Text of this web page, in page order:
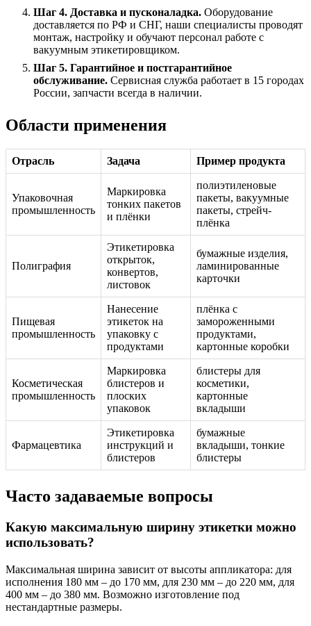
Шаг 4. Доставка и пусконаладка. Оборудование
доставляется по РФ и СНГ, наши специалисты проводят
монтаж, настройку и обучают персонал работе с
вакуумным этикетировщиком.
Шаг 5. Гарантийное и постгарантийное
обслуживание. Сервисная служба работает в 15 городах
России, запчасти всегда в наличии.
Области применения
Отрасль Задача Пример продукта
Упаковочная
промышленность
Маркировка
тонких пакетов
и плёнки
полиэтиленовые
пакеты, вакуумные
пакеты, стрейч-
плёнка
Полиграфия
Этикетировка
открыток,
конвертов,
листовок
бумажные изделия,
ламинированные
карточки
Пищевая
промышленность
Нанесение
этикеток на
упаковку с
продуктами
плёнка с
замороженными
продуктами,
картонные коробки
Косметическая
промышленность
Маркировка
блистеров и
плоских
упаковок
блистеры для
косметики,
картонные
вкладыши
Фармацевтика
Этикетировка
инструкций и
блистеров
бумажные
вкладыши, тонкие
блистеры
Часто задаваемые вопросы
Какую максимальную ширину этикетки можно
использовать?
Максимальная ширина зависит от высоты аппликатора: для
исполнения 180 мм – до 170 мм, для 230 мм – до 220 мм, для
400 мм – до 380 мм. Возможно изготовление под
нестандартные размеры.